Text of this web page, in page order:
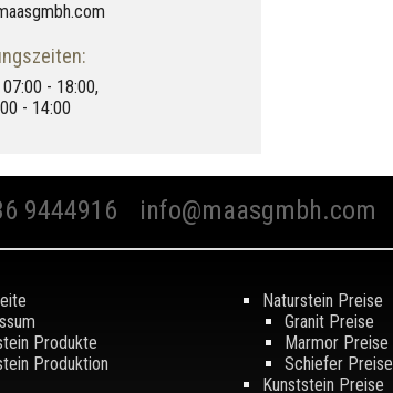
07:00 - 18:00,
- 14:00
9444916 info@maasgmbh.com
Produkte
Produktion
Naturstein Preise
Granit Preise
Marmor Preise
Schiefer Preise
Kunststein Preise